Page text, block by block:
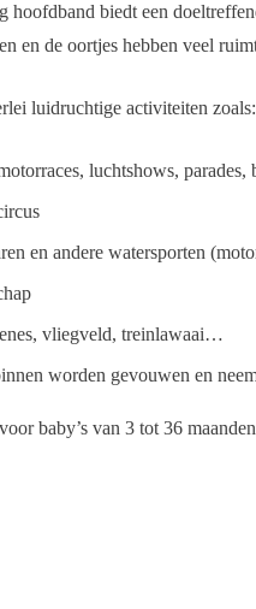
biedt een
en de oortjes hebben veel
luidruchtige activiteiten zoals:
luchtshows, parades,
en andere watersporten
vliegveld, treinlawaai…
worden gevouwen en
baby’s van 3 tot 36